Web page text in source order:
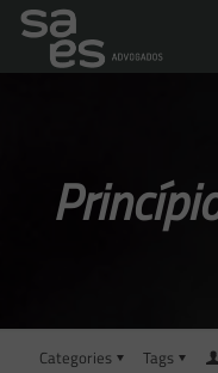
Categories Tags